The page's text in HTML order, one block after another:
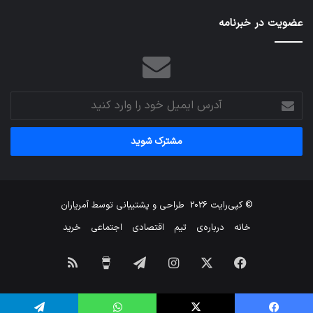
عضویت در خبرنامه
آدرس
ایمیل
خود
وارد
© کپی‌رایت 2026 طراحی و پشتیبانی توسطآمریاران
خانه
درباره‌ی تیم اقتصادی اجتماعی خرید
فیس
بوک
اینستاگرامتلگرام
من
خوراک